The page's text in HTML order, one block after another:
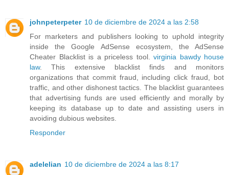
johnpeterpeter 10 de diciembre de 2024 a las 2:58
For marketers and publishers looking to uphold integrity
inside the Google AdSense ecosystem, the AdSense
Cheater Blacklist is a priceless tool. virginia bawdy house
law. This extensive blacklist finds and monitors
organizations that commit fraud, including click fraud, bot
traffic, and other dishonest tactics. The blacklist guarantees
that advertising funds are used efficiently and morally by
keeping its database up to date and assisting users in
avoiding dubious websites.
Responder
adelelian 10 de diciembre de 2024 a las 8:17